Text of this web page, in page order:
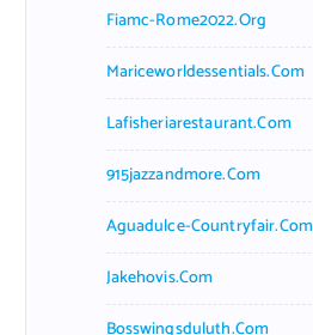
Fiamc-Rome2022.org
Mariceworldessentials.com
Lafisheriarestaurant.com
915jazzandmore.com
Aguadulce-Countryfair.com
Jakehovis.com
Bosswingsduluth.com